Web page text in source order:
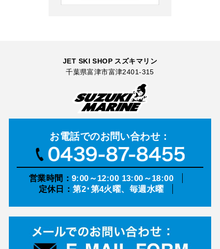
JET SKI SHOP スズキマリン
千葉県富津市富津2401-315
お電話でのお問い合わせ：
営業時間： 9:00～12:00 13:00～18:00
定休日：第2･第4火曜、毎週水曜